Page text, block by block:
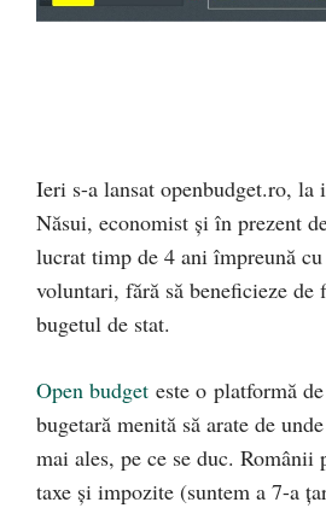
Ieri s-a lansat openbudget.ro,
Năsui, economist și în prezent
lucrat timp de 4 ani împreună
voluntari, fără să beneficieze de
bugetul de stat.
Open budget este o platformă
bugetară menită să arate de
mai ales, pe ce se duc. Românii
taxe și impozite (suntem a 7-a